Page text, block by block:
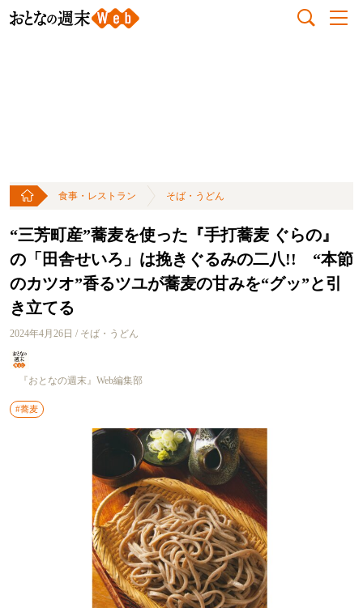
食事・レストラン そば・うどん
“三芳町産”蕎麦を使った『手打蕎麦 ぐらの』
の「田舎せいろ」は挽きぐるみの二八!! “本節
のカツオ”香るツユが蕎麦の甘みを“グッ”と引
き立てる
2024年4月26日 / そば・うどん
『おとなの週末』Web編集部
#蕎麦